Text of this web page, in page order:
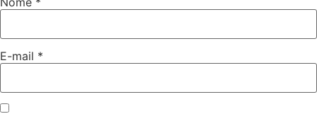
E-mail *